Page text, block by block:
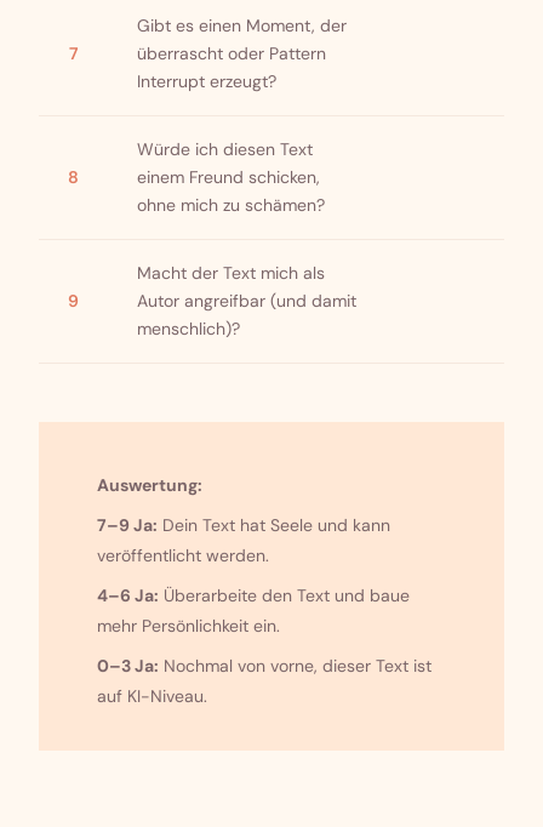
7
Gibt es einen Moment, der
überrascht oder Pattern
Interrupt erzeugt?
8
Würde ich diesen Text
einem Freund schicken,
ohne mich zu schämen?
9
Macht der Text mich als
Autor angreifbar (und damit
menschlich)?
Auswertung:
7–9 Ja: Dein Text hat Seele und kann
veröffentlicht werden.
4–6 Ja: Überarbeite den Text und baue
mehr Persönlichkeit ein.
0–3 Ja: Nochmal von vorne, dieser Text ist
auf KI-Niveau.